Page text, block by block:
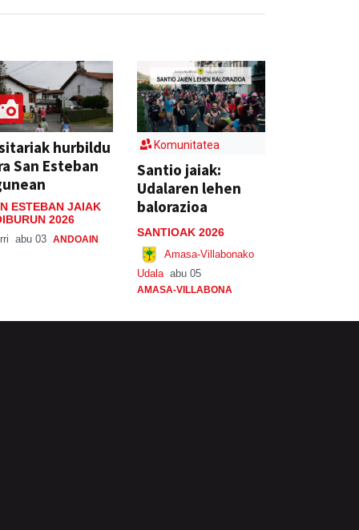
hurbildu
San Esteban
ESTEBAN JAIAK
2026
abu 03 ANDOAIN
Komunitatea
Santio jaiak:
Udalaren lehen
balorazioa
SANTIOAK 2026
Amasa-Villabonako
Udala abu 05
AMASA-VILLABONA